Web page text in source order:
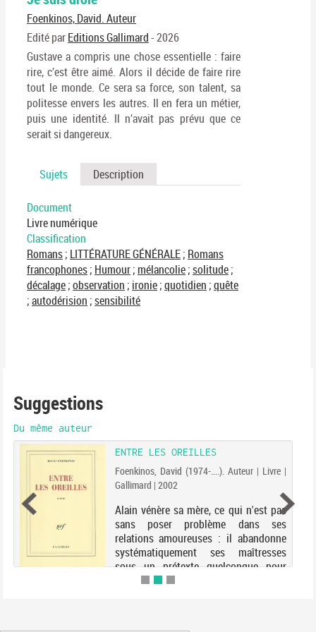
Foenkinos, David. Auteur
Edité parEditions Gallimard- 2026
Gustave a compris une chose essentielle : faire
rire, c’est être aimé. Alors il décide de faire rire
tout le monde. Ce sera sa force, son talent, sa
politesse envers les autres. Il en fera un métier,
puis une identité. Il n’avait pas prévu que ce
serait si dangereux.
Sujets Description
Document
Livre numérique
Classification
Romans; LITTÉRATURE GÉNÉRALE; Romans
francophones; Humour; mélancolie;solitude;
décalage;observation ; ironie;quotidien ;quête
;autodérision ;sensibilité
Suggestions
Du même auteur
ENTRE LES OREILLES
Foenkinos, David (1974-....). Auteur | Livre |
Gallimard | 2002
Alain vénère sa mère, ce qui n'est pas
sans poser problème dans ses
relations amoureuses : il abandonne
systématiquement ses maîtresses
sous un prétexte quelconque pour
rejoindre le giron maternel. Le